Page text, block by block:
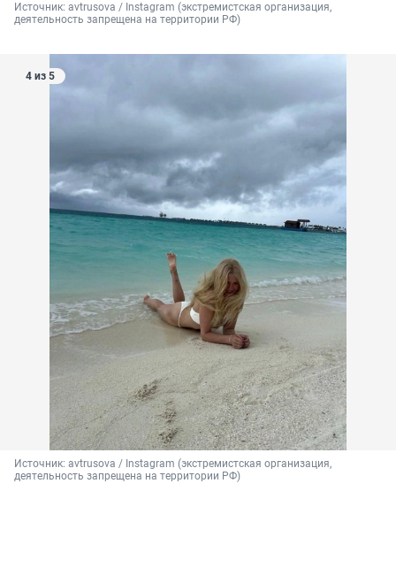
Источник: avtrusova / Instagram (экстремистская организация,
деятельность запрещена на территории РФ)
4 из 5
Источник: avtrusova / Instagram (экстремистская организация,
деятельность запрещена на территории РФ)